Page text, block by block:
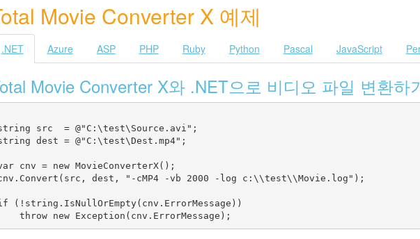
Movie Converter X 예제
.NET Azure ASP PHP Ruby Python Pascal JavaScript
Movie Converter X와 .NET으로 비디오 파일 변환하
src  = @"C:\test\Source.avi";
dest = @"C:\test\Dest.mp4";
cnv = new MovieConverterX();
dest, "-cMP4 -vb 2000 -log c:\\test\\Movie.log");
(!string.IsNullOrEmpty(cnv.ErrorMessage))